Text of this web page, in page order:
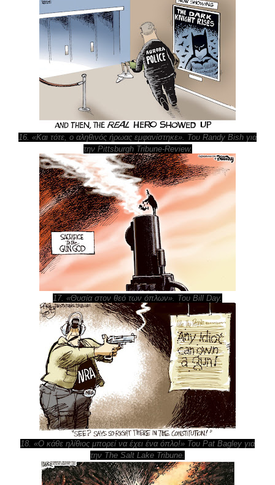
16. «Και τότε, ο αληθινός ήρωας εμφανίστηκε». Του Randy Bish για
την Pittsburgh Tribune-Review.
17. «Θυσία στον θεό των όπλων». Του Bill Day.
18. «Ο κάθε ηλίθιος μπορεί να έχει ένα όπλο!» Του Pat Bagley για
την The Salt Lake Tribune.